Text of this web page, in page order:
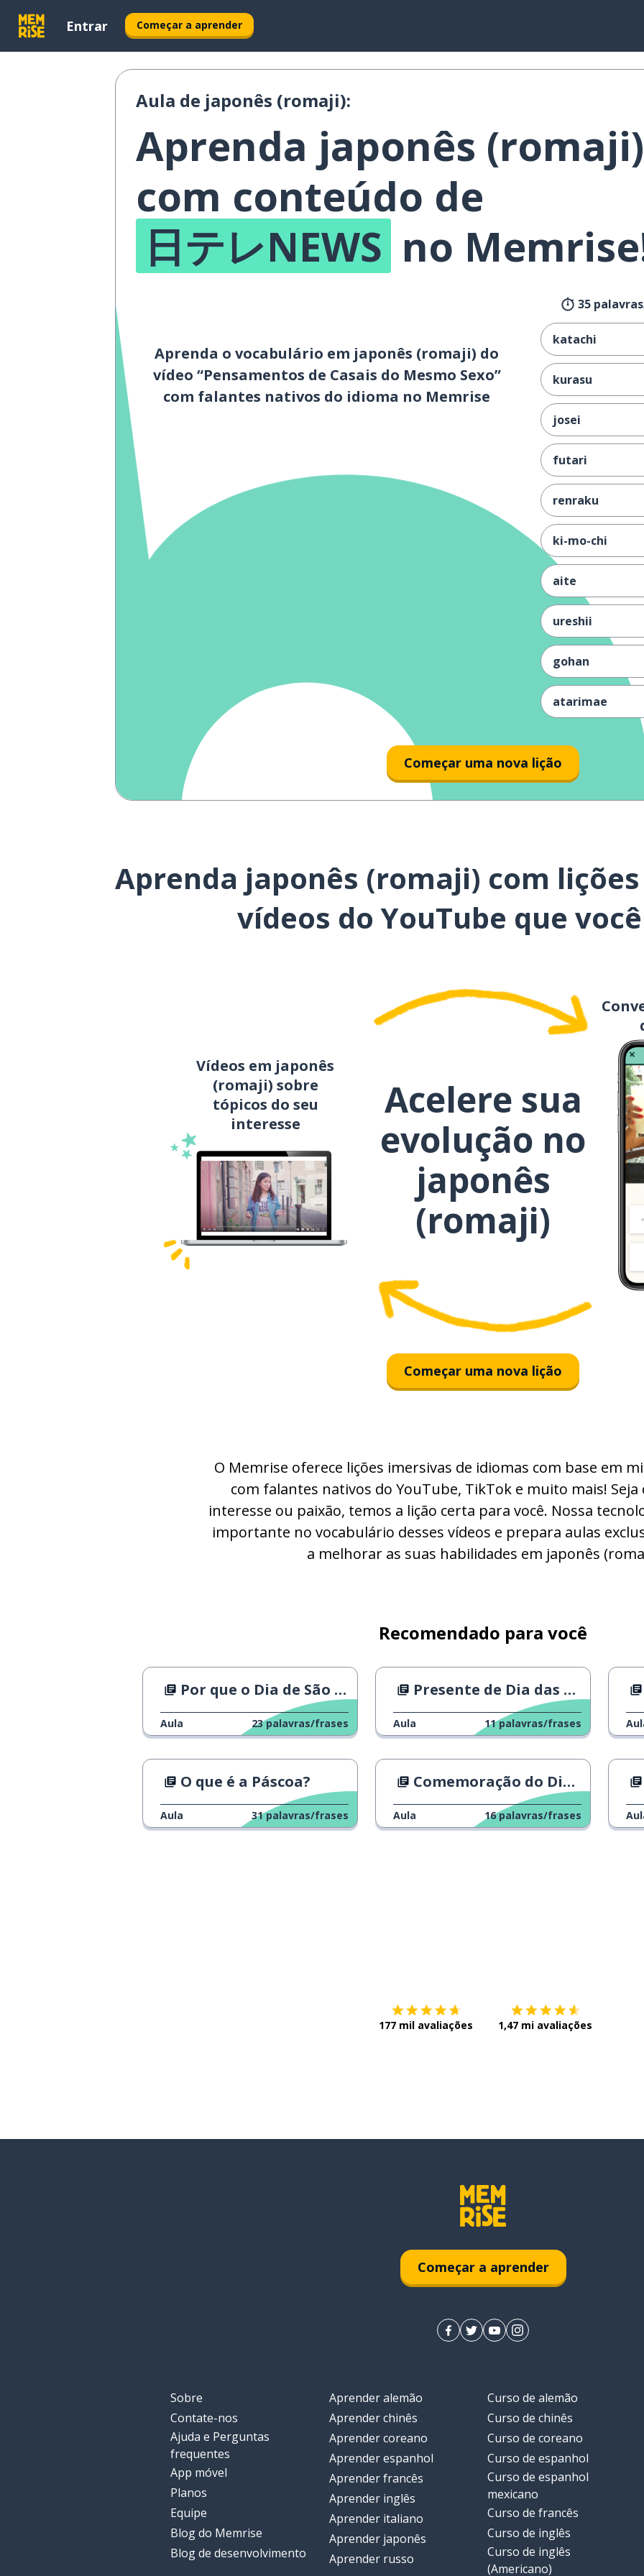
Entrar Começar a aprender
Aula de japonês (romaji):
Aprenda japonês (romaji)
com conteúdo de
日テレNEWS no
Aprenda o vocabulário em japonês (romaji) do
vídeo “Pensamentos de Casais do Mesmo Sexo”
com falantes nativos do idioma no Memrise
35
katachi
kurasu
josei
futari
renraku
ki-mo-chi
aite
ureshii
gohan
atarimae
shikashi
ke-kkon
mawaru
yubiwa
jidai
sugata
mitomeru
dōnyū
sukunai
genjō
wakuwaku
dokidoki
Começar uma nova lição
Aprenda japonês (romaji) com
vídeos do YouTube que
Vídeos em japonês
(romaji) sobre
tópicos do seu
interesse
Acelere sua
evolução no
japonês
(romaji)
Começar uma nova lição
O Memrise oferece lições imersivas de idiomas com base em
com falantes nativos do YouTube, TikTok e muito mais!
interesse ou paixão, temos a lição certa para você. Nossa
importante no vocabulário desses vídeos e prepara aulas
a melhorar as suas habilidades em japonês
Recomendado para você
Por que o Dia de São Patrício é verde?
Aula 23 palavras/frases
Presente de Dia das Mães do marido
Aula 11 palavras/frases
O que é a Páscoa?
Aula 31 palavras/frases
Comemoração do Dia Internacional da Mulher
Aula 16 palavras/frases
177 mil avaliações 1,47 mi avaliações
Começar a aprender
Sobre
Contate-nos
Ajuda e Perguntas
frequentes
App móvel
Planos
Equipe
Blog do Memrise
Blog de desenvolvimento
Aprender alemão
Aprender chinês
Aprender coreano
Aprender espanhol
Aprender francês
Aprender inglês
Aprender italiano
Aprender japonês
Aprender russo
Curso de alemão
Curso de chinês
Curso de coreano
Curso de espanhol
Curso de espanhol
mexicano
Curso de francês
Curso de inglês
Curso de inglês
(Americano)